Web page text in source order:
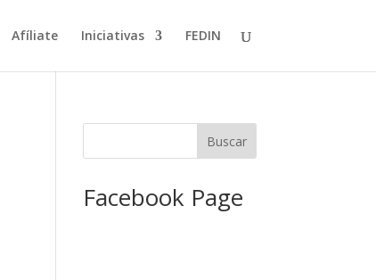
Afíliate Iniciativas FEDIN
Facebook Page